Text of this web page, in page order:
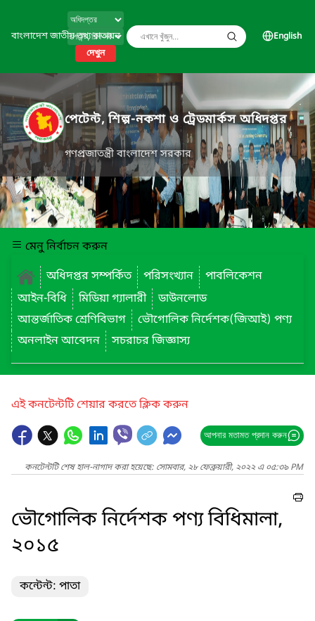
বাংলাদেশ জাতীয় তথ্য বাতায়ন
দেখুন
English
পেটেন্ট, শিল্প-নকশা ও ট্রেডমার্কস অধিদপ্তর
গণপ্রজাতন্ত্রী বাংলাদেশ সরকার
মেনু নির্বাচন করুন
অধিদপ্তর সম্পর্কিত
পরিসংখ্যান
পাবলিকেশন
আইন-বিধি
মিডিয়া গ্যালারী
ডাউনলোড
আন্তর্জাতিক শ্রেণিবিভাগ
ভৌগোলিক নির্দেশক(জিআই) পণ্য
অনলাইন আবেদন
সচরাচর জিজ্ঞাস্য
এই কনটেন্টটি শেয়ার করতে ক্লিক করুন
আপনার মতামত প্রদান করুন
কনটেন্টটি শেষ হাল-নাগাদ করা হয়েছে: সোমবার, ২৮ ফেব্রুয়ারী, ২০২২ এ ০৫:৩৯ PM
ভৌগোলিক নির্দেশক পণ্য বিধিমালা,
২০১৫
কন্টেন্ট: পাতা